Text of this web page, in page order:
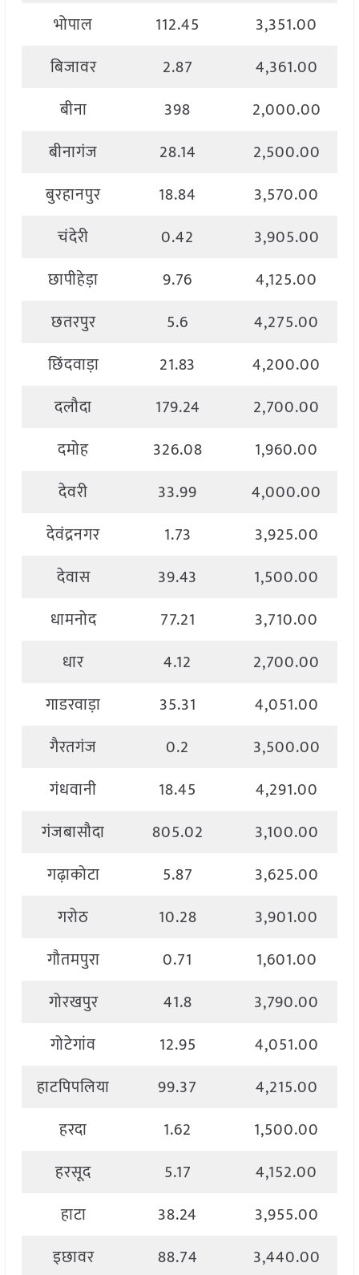
भोपाल
112.45
3,351.00
बिजावर
2.87
4,361.00
बीना
398
2,000.00
बीनागंज
28.14
2,500.00
बुरहानपुर
18.84
3,570.00
चंदेरी
0.42
3,905.00
छापीहेड़ा
9.76
4,125.00
छतरपुर
5.6
4,275.00
छिंदवाड़ा
21.83
4,200.00
दलौदा
179.24
2,700.00
दमोह
326.08
1,960.00
देवरी
33.99
4,000.00
देवंद्रनगर
1.73
3,925.00
देवास
39.43
1,500.00
धामनोद
77.21
3,710.00
धार
4.12
2,700.00
गाडरवाड़ा
35.31
4,051.00
गैरतगंज
0.2
3,500.00
गंधवानी
18.45
4,291.00
गंजबासौदा
805.02
3,100.00
गढ़ाकोटा
5.87
3,625.00
गरोठ
10.28
3,901.00
गौतमपुरा
0.71
1,601.00
गोरखपुर
41.8
3,790.00
गोटेगांव
12.95
4,051.00
हाटपिपलिया
99.37
4,215.00
हरदा
1.62
1,500.00
हरसूद
5.17
4,152.00
हाटा
38.24
3,955.00
इछावर
88.74 3,440.00